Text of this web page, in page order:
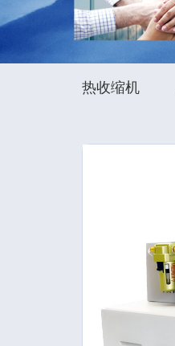
热收缩机